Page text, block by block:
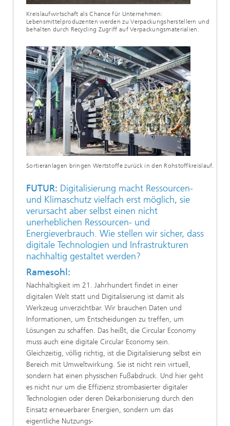
Kreislaufwirtschaft als Chance für Unternehmen:
Lebensmittelproduzenten werden zu Verpackungsherstellern und
behalten durch Recycling Zugriff auf Verpackungsmaterialien.
Sortieranlagen bringen Wertstoffe zurück in den Rohstoffkreislauf.
FUTUR: Digitalisierung macht Ressourcen-
und Klimaschutz vielfach erst möglich, sie
verursacht aber selbst einen nicht
unerheblichen Ressourcen- und
Energieverbrauch. Wie stellen wir sicher, dass
digitale Technologien und Infrastrukturen
nachhaltig gestaltet werden?
Ramesohl:
Nachhaltigkeit im 21. Jahrhundert findet in einer
digitalen Welt statt und Digitalisierung ist damit als
Werkzeug unverzichtbar. Wir brauchen Daten und
Informationen, um Entscheidungen zu treffen, um
Lösungen zu schaffen. Das heißt, die Circular Economy
muss auch eine digitale Circular Economy sein.
Gleichzeitig, völlig richtig, ist die Digitalisierung selbst ein
Bereich mit Umweltwirkung. Sie ist nicht rein virtuell,
sondern hat einen physischen Fußabdruck. Und hier geht
es nicht nur um die Effizienz strombasierter digitaler
Technologien oder deren Dekarbonisierung durch den
Einsatz erneuerbarer Energien, sondern um das
eigentliche Nutzungs-